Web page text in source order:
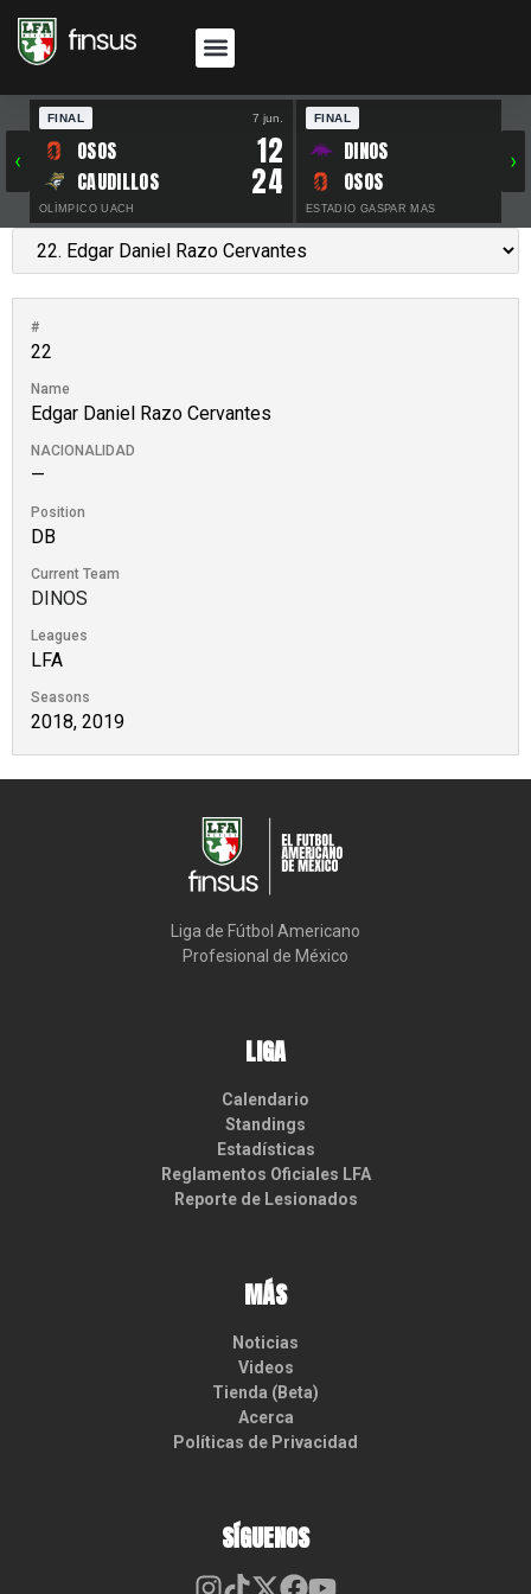
‹
FINAL 7 jun.
OSOS 12
CAUDILLOS 24
OLÍMPICO UACH
FINAL
DINOS
OSOS
ESTADIO GASPAR MAS
›
#
22
Name
Edgar Daniel Razo Cervantes
NACIONALIDAD
—
Position
DB
Current Team
DINOS
Leagues
LFA
Seasons
2018, 2019
Liga de Fútbol Americano
Profesional de México
LIGA
Calendario
Standings
Estadísticas
Reglamentos Oficiales LFA
Reporte de Lesionados
MÁS
Noticias
Videos
Tienda (Beta)
Acerca
Políticas de Privacidad
SÍGUENOS